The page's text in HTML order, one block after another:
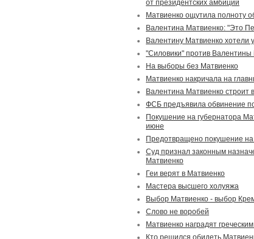
от президентских амбиций
Матвиенко ощутила полноту
Валентина Матвиенко: "Это
Валентину Матвиенко хотели
"Силовики" против Валентины
На выборы без Матвиенко
Матвиенко накричала на
Валентина Матвиенко строит
ФСБ предъявила обвинение
Покушение на губернатора
июне
Предотвращено покушение
Суд признал законным
Матвиенко
Геи верят в Матвиенко
Мастера высшего холуяжа
Выбор Матвиенко - выбор
Слово не воробей
Матвиенко наградят
Кто решился обидеть